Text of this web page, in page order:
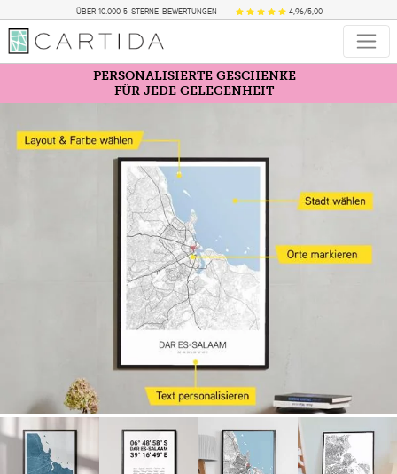
ÜBER 10.000 5-STERNE-BEWERTUNGEN 4,96/5,00
PERSONALISIERTE GESCHENKE
FÜR JEDE GELEGENHEIT